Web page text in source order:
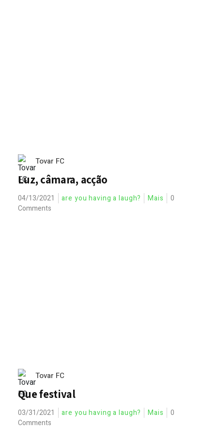
Tovar FC
Luz, câmara, acção
04/13/2021 are you having a laugh? Mais
0
Comments
Tovar FC
Que festival
03/31/2021 are you having a laugh? Mais
0
Comments